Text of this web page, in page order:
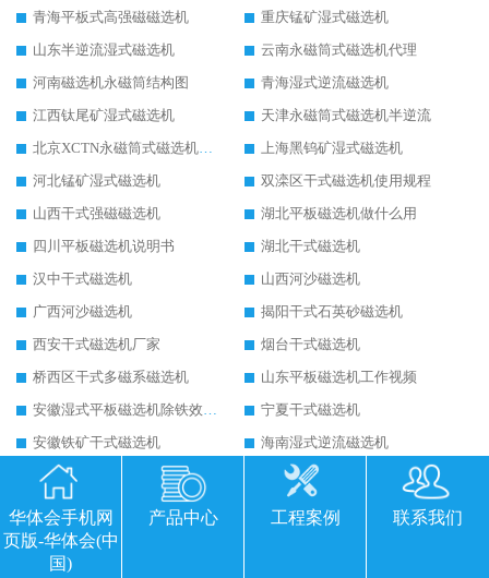
青海平板式高强磁磁选机
重庆锰矿湿式磁选机
山东半逆流湿式磁选机
云南永磁筒式磁选机代理
河南磁选机永磁筒结构图
青海湿式逆流磁选机
江西钛尾矿湿式磁选机
天津永磁筒式磁选机半逆流
北京XCTN永磁筒式磁选机磁块位置
上海黑钨矿湿式磁选机
河北锰矿湿式磁选机
双滦区干式磁选机使用规程
山西干式强磁磁选机
湖北平板磁选机做什么用
四川平板磁选机说明书
湖北干式磁选机
汉中干式磁选机
山西河沙磁选机
广西河沙磁选机
揭阳干式石英砂磁选机
西安干式磁选机厂家
烟台干式磁选机
桥西区干式多磁系磁选机
山东平板磁选机工作视频
安徽湿式平板磁选机除铁效果怎么样
宁夏干式磁选机
安徽铁矿干式磁选机
海南湿式逆流磁选机
黑龙江钛尾矿湿式磁选机
江苏干式选铁矿磁选机
兴安盟干式磁选机技术规范
新疆平板磁选机皮带
甘肃永磁筒式磁选机备件
河北一站式的铁矿磁选机
华体会手机网
页版-华体会(中
国)
产品中心 工程案例 联系我们